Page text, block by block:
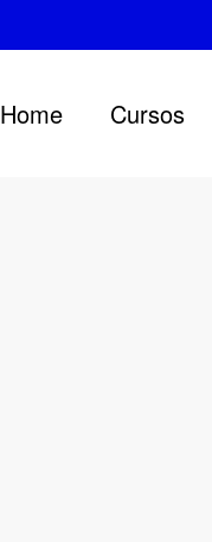
Home Cursos